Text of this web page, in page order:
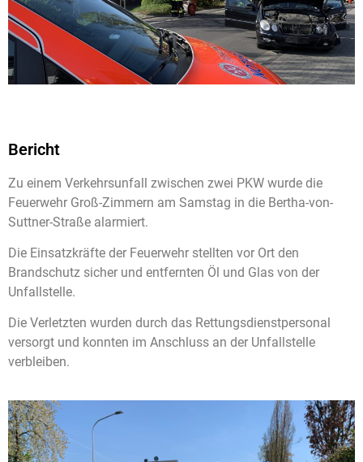
Bericht
Zu einem Verkehrsunfall zwischen zwei PKW wurde die
Feuerwehr Groß-Zimmern am Samstag in die Bertha-von-
Suttner-Straße alarmiert.
Die Einsatzkräfte der Feuerwehr stellten vor Ort den
Brandschutz sicher und entfernten Öl und Glas von der
Unfallstelle.
Die Verletzten wurden durch das Rettungsdienstpersonal
versorgt und konnten im Anschluss an der Unfallstelle
verbleiben.